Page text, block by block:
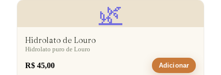
🌿
Hidrolato de Louro
Hidrolato puro de Louro
R$ 45,00 Adicionar